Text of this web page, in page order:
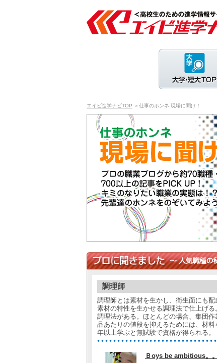
エイビ進学ナビTOP ＞仕事のホンネ 現場に聞け！
調理師
調理師とは素材を生かし、衛生面にも
素材の特性を生かせる調理法で仕上げ
調理法がある。ほとんどの場合、集団
品あたりの値段を抑えるためには、材
年以上学ぶと無試験で資格が得られる。
Ｂoys be ambitious。